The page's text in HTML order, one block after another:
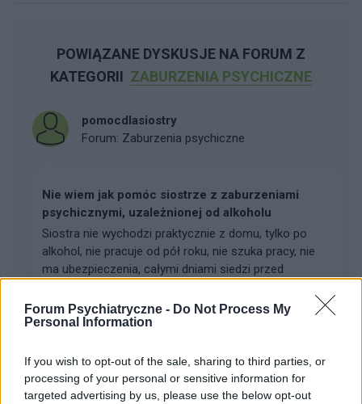
Forum Psychiatryczne - Do Not Process My
Personal Information
If you wish to opt-out of the sale, sharing to third parties, or
processing of your personal or sensitive information for
targeted advertising by us, please use the below opt-out
POWIĄZANE DYSKUSJE NA FORUM Z
KATEGORII ZABURZENIA PSYCHICZNE
pomocdlasiostry
Forum: Zaburzenia psychiczne
Nie wiem jak pomóc siostrze z zaburzeniami
psychicznymi, uzależnionej od alkoholu
Siostra nie wychodzi praktycznie z domu, tylko po
alkohol, nie pracuje od pół roku, nie szuka pracy, nie
ma ubezpieczenia, całymi dniami siedzi przed
Forum:Zdrowie publiczne, NFZ